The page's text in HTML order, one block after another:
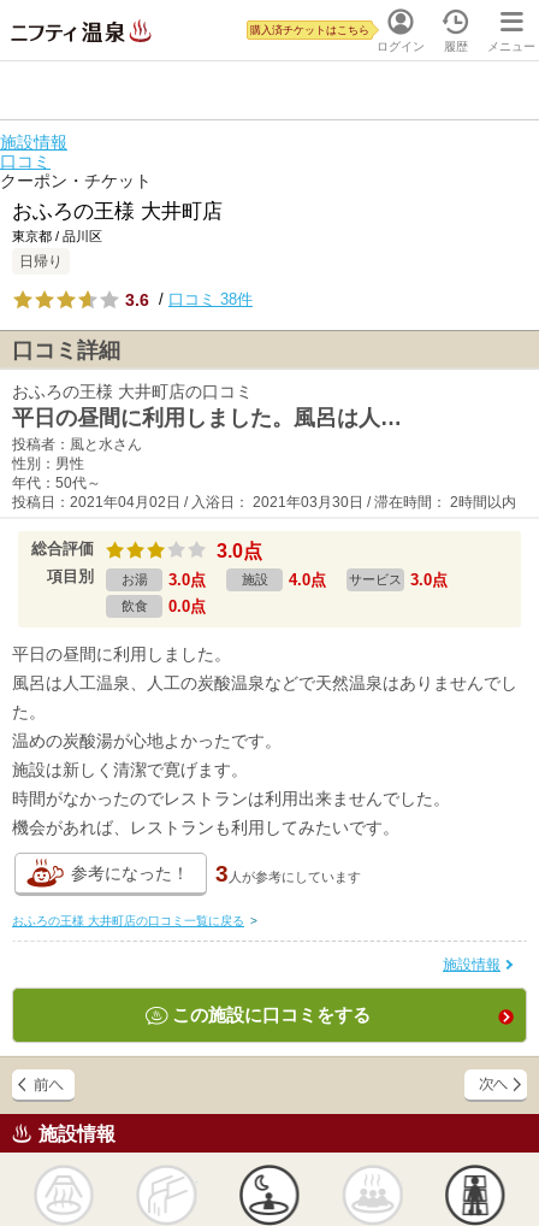
ログイン
購入済チケットはこちら
履歴 メニュー
施設情報
口コミ
クーポン・チケット
おふろの王様 大井町店
東京都 / 品川区
日帰り
3.6 / 口コミ 38件
口コミ詳細
おふろの王様 大井町店の口コミ
平日の昼間に利用しました。風呂は人…
投稿者：風と水さん
性別：男性
年代：50代～
投稿日：2021年04月02日 / 入浴日： 2021年03月30日 / 滞在時間： 2時間以内
総合評価 3.0点
項目別 お湯 3.0点 施設 4.0点 サービス 3.0点
飲食 0.0点
平日の昼間に利用しました。
風呂は人工温泉、人工の炭酸温泉などで天然温泉はありませんでし
た。
温めの炭酸湯が心地よかったです。
施設は新しく清潔で寛げます。
時間がなかったのでレストランは利用出来ませんでした。
機会があれば、レストランも利用してみたいです。
参考になった！ 3 人が参考にしています
おふろの王様 大井町店の口コミ一覧に戻る >
施設情報
この施設に口コミをする
施設情報
かけ流し 露天風呂 貸切風呂